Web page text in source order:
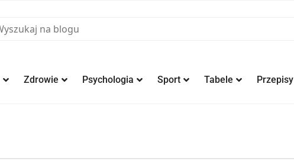
Zdrowie Psychologia Sport Tabele Przepisy